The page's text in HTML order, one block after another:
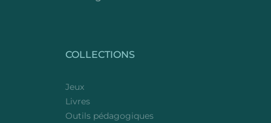
COLLECTIONS
Jeux
Livres
Outils pédagogiques